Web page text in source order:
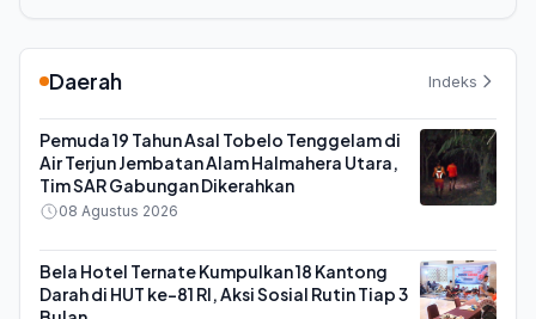
Daerah Indeks
Pemuda 19 Tahun Asal Tobelo Tenggelam di
Air Terjun Jembatan Alam Halmahera Utara,
Tim SAR Gabungan Dikerahkan
08 Agustus 2026
Bela Hotel Ternate Kumpulkan 18 Kantong
Darah di HUT ke-81 RI, Aksi Sosial Rutin Tiap 3